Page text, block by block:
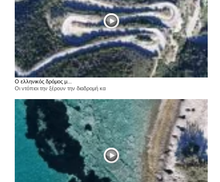
Ο ελληνικός δρόμος μ...
Οι ντόπιοι την ξέρουν την διαδρομή κα